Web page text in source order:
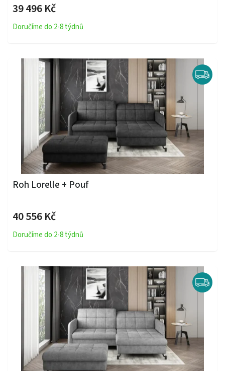
39 496 Kč
Doručíme do 2-8 týdnů
Roh Lorelle + Pouf
40 556 Kč
Doručíme do 2-8 týdnů